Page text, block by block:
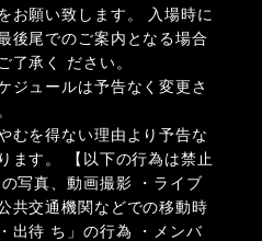
お願い致します。 入場時に
後尾でのご案内となる場合
了承く ださい。
ジュールは予告なく変更さ
むを得ない理由より予告な
ます。 【以下の行為は禁止
写真、動画撮影 ・ライブ
共交通機関などでの移動時
出待 ち」の行為 ・メンバ